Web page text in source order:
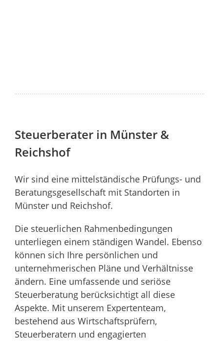
Steuerberater in Münster &
Reichshof
Wir sind eine mittelständische Prüfungs- und
Beratungsgesellschaft mit Standorten in
Münster und Reichshof.
Die steuerlichen Rahmenbedingungen
unterliegen einem ständigen Wandel. Ebenso
können sich Ihre persönlichen und
unternehmerischen Pläne und Verhältnisse
ändern. Eine umfassende und seriöse
Steuerberatung berücksichtigt all diese
Aspekte. Mit unserem Expertenteam,
bestehend aus Wirtschaftsprüfern,
Steuerberatern und engagierten